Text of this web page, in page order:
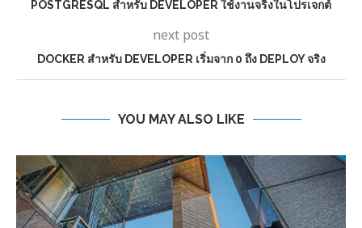
POSTGRESQL สำหรับ DEVELOPER ใช้งานจริงในโปรเจกต์
next post
DOCKER สำหรับ DEVELOPER เริ่มจาก 0 ถึง DEPLOY จริง
YOU MAY ALSO LIKE